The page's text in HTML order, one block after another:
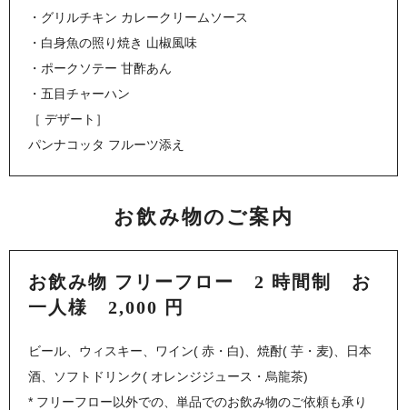
・グリルチキン カレークリームソース
・白身魚の照り焼き 山椒風味
・ポークソテー 甘酢あん
・五目チャーハン
［ デザート］
パンナコッタ フルーツ添え
お飲み物のご案内
お飲み物 フリーフロー 2 時間制 お
一人様 2,000 円
ビール、ウィスキー、ワイン( 赤・白)、焼酎( 芋・麦)、日本
酒、ソフトドリンク( オレンジジュース・烏龍茶)
* フリーフロー以外での、単品でのお飲み物のご依頼も承り